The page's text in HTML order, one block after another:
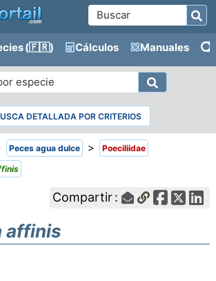
(🇫🇷) Cálculos Manuales
DETALLADA POR CRITERIOS
Peces agua dulce > Poeciliidae
Compartir :
affinis